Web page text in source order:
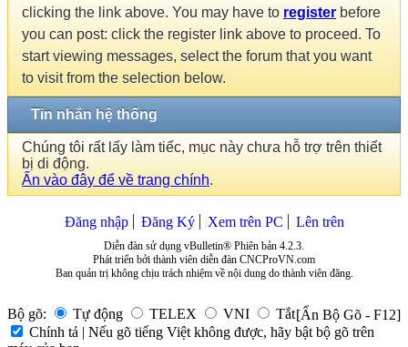
clicking the link above. You may have to register before
you can post: click the register link above to proceed. To
start viewing messages, select the forum that you want
to visit from the selection below.
Tin nhắn hệ thống
Chúng tôi rất lấy làm tiếc, mục này chưa hỗ trợ trên thiết
bị di động.
Ấn vào đây để về trang chính.
Đăng nhập Đăng Ký Xem trên PC Lên trên
Diễn đàn sử dụng vBulletin® Phiên bản 4.2.3.
Phát triển bởi thành viên diễn đàn CNCProVN.com
Ban quản trị không chịu trách nhiệm về nội dung do thành viên đăng.
Bộ gõ: Tự động TELEX VNI Tắt[Ẩn Bộ Gõ - F12]
Chính tả | Nếu gõ tiếng Việt không được, hãy bật bộ gõ trên